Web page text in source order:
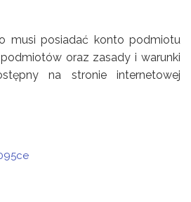
musi posiadać konto podmiotu
oraz zasady i warunki
na stronie internetowej